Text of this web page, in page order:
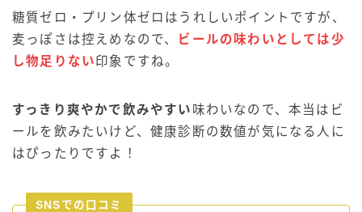
糖質ゼロ・プリン体ゼロはうれしいポイントですが、
麦っぽさは控えめなので、
ビールの味わいとしては少
し物足りない 印象ですね。
すっきり爽やかで飲みやすい 味わいなので、本当はビ
ールを飲みたいけど、健康診断の数値が気になる人に
はぴったりですよ！
SNSでの口コミ